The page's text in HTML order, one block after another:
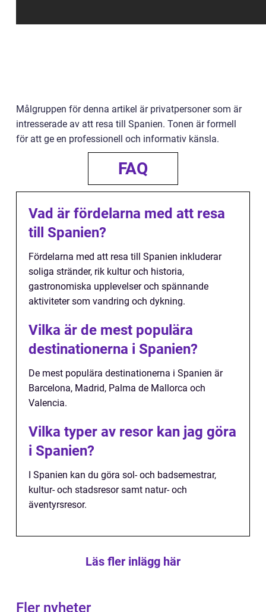
Målgruppen för denna artikel är privatpersoner som är
intresserade av att resa till Spanien. Tonen är formell
för att ge en professionell och informativ känsla.
FAQ
Vad är fördelarna med att resa
till Spanien?
Fördelarna med att resa till Spanien inkluderar
soliga stränder, rik kultur och historia,
gastronomiska upplevelser och spännande
aktiviteter som vandring och dykning.
Vilka är de mest populära
destinationerna i Spanien?
De mest populära destinationerna i Spanien är
Barcelona, Madrid, Palma de Mallorca och
Valencia.
Vilka typer av resor kan jag göra
i Spanien?
I Spanien kan du göra sol- och badsemestrar,
kultur- och stadsresor samt natur- och
äventyrsresor.
Läs fler inlägg här
Fler nyheter